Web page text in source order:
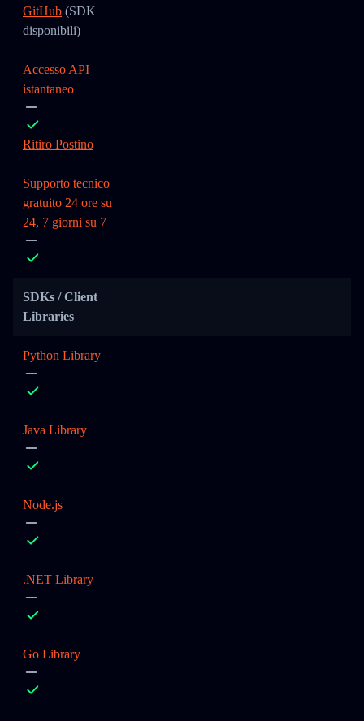
GitHub (SDK
disponibili)
Accesso API
istantaneo
Ritiro Postino
Supporto tecnico
gratuito 24 ore su
24, 7 giorni su 7
SDKs / Client
Libraries
Python Library
Java Library
Node.js
.NET Library
Go Library